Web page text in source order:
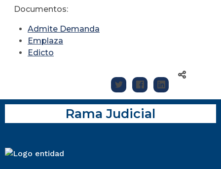
Documentos:
Admite Demanda
Emplaza
Edicto
Rama Judicial